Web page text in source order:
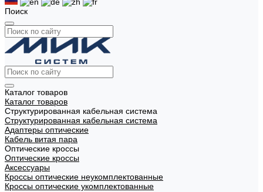
Поиск
Каталог товаров
Каталог товаров
Структурированная кабельная система
Структурированная кабельная система
Адаптеры оптические
Кабель витая пара
Оптические кроссы
Оптические кроссы
Аксессуары
Кроссы оптические неукомплектованные
Кроссы оптические укомплектованные